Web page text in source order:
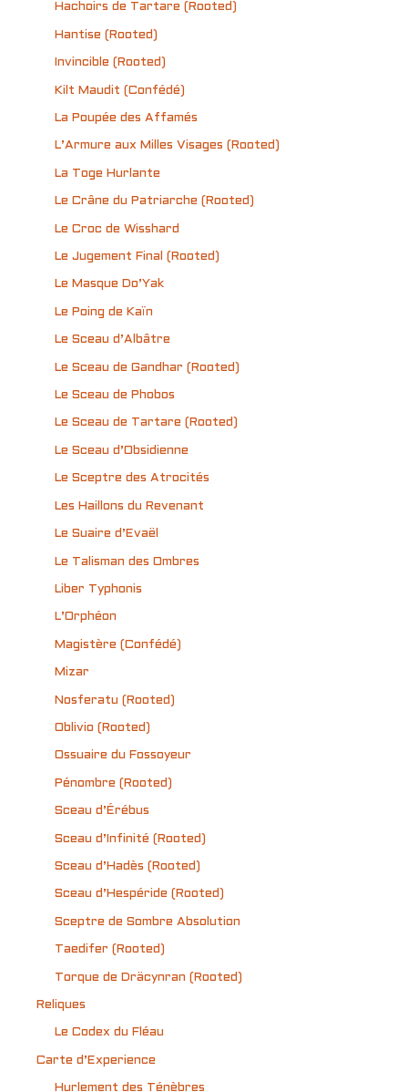
Hachoirs de Tartare (Rooted)
Hantise (Rooted)
Invincible (Rooted)
Kilt Maudit (Confédé)
La Poupée des Affamés
L’Armure aux Milles Visages (Rooted)
La Toge Hurlante
Le Crâne du Patriarche (Rooted)
Le Croc de Wisshard
Le Jugement Final (Rooted)
Le Masque Do’Yak
Le Poing de Kaïn
Le Sceau d’Albâtre
Le Sceau de Gandhar (Rooted)
Le Sceau de Phobos
Le Sceau de Tartare (Rooted)
Le Sceau d’Obsidienne
Le Sceptre des Atrocités
Les Haillons du Revenant
Le Suaire d’Evaël
Le Talisman des Ombres
Liber Typhonis
L’Orphéon
Magistère (Confédé)
Mizar
Nosferatu (Rooted)
Oblivio (Rooted)
Ossuaire du Fossoyeur
Pénombre (Rooted)
Sceau d’Érébus
Sceau d’Infinité (Rooted)
Sceau d’Hadès (Rooted)
Sceau d’Hespéride (Rooted)
Sceptre de Sombre Absolution
Taedifer (Rooted)
Torque de Dräcynran (Rooted)
Reliques
Le Codex du Fléau
Carte d’Experience
Hurlement des Ténèbres